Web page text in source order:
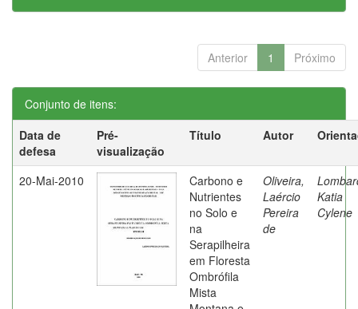
Anterior 1 Próximo
Conjunto de itens:
Data de
defesa
Pré-
visualização
Título Autor
20-Mai-2010
Carbono e
Nutrientes
no Solo e
na
Serapilheira
em Floresta
Ombrófila
Mista
Oliveira,
Laércio
Pereira
de
Katia
Cylene